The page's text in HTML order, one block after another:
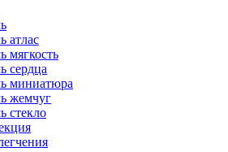
атлас
мягкость
сердца
миниатюра
жемчуг
стекло